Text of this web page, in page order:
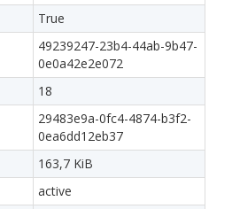
True
49239247-23b4-44ab-9b47-
0e0a42e2e072
18
29483e9a-0fc4-4874-b3f2-
0ea6dd12eb37
163,7 KiB
active